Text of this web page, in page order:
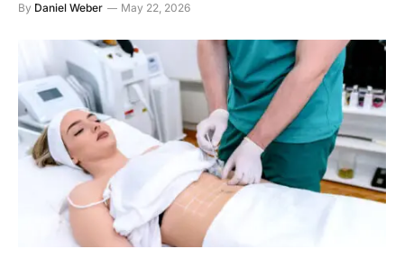
By Daniel Weber May 22, 2026